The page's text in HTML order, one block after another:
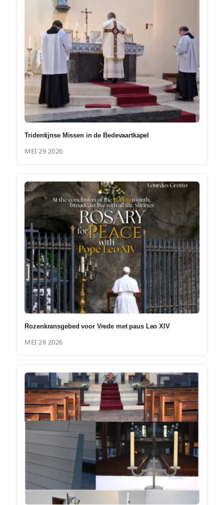
Tridentijnse Missen in de Bedevaartkapel
MEI 29 2026
Rozenkransgebed voor Vrede met paus Leo XIV
MEI 28 2026